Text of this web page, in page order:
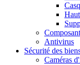
Antivirus
Sécurité des
Caméras